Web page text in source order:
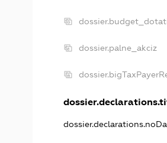
dossier.palne_akciz